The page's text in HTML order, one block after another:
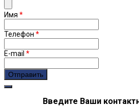
Имя *
Телефон *
E-mail *
Введите Ваши